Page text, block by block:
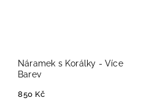
Náramek s Korálky - Více
Barev
850 Kč